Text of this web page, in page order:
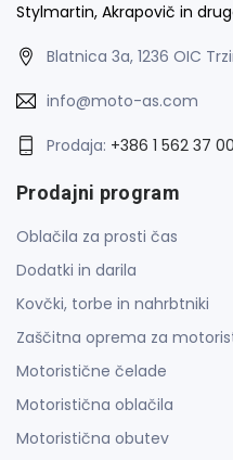
Stylmartin, Akrapovič in
Blatnica 3a, 1236 OIC
info@moto-as.com
Prodaja: +386 1 562 37 00
Prodajni program
Oblačila za prosti čas
Dodatki in darila
Kovčki, torbe in nahrbtniki
Zaščitna oprema za
Motoristične čelade
Motoristična oblačila
Motoristična obutev